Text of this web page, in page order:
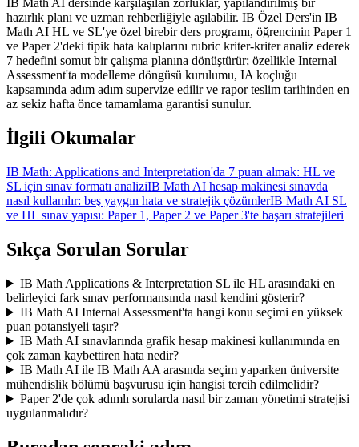
IB Math AI dersinde karşılaşılan zorluklar, yapılandırılmış bir
hazırlık planı ve uzman rehberliğiyle aşılabilir. IB Özel Ders'in IB
Math AI HL ve SL'ye özel birebir ders programı, öğrencinin Paper 1
ve Paper 2'deki tipik hata kalıplarını rubric kriter-kriter analiz ederek
7 hedefini somut bir çalışma planına dönüştürür; özellikle Internal
Assessment'ta modelleme döngüsü kurulumu, IA koçluğu
kapsamında adım adım supervize edilir ve rapor teslim tarihinden en
az sekiz hafta önce tamamlama garantisi sunulur.
İlgili Okumalar
IB Math: Applications and Interpretation'da 7 puan almak: HL ve
SL için sınav formatı analiziIB Math AI hesap makinesi sınavda
nasıl kullanılır: beş yaygın hata ve stratejik çözümlerIB Math AI SL
ve HL sınav yapısı: Paper 1, Paper 2 ve Paper 3'te başarı stratejileri
Sıkça Sorulan Sorular
IB Math Applications & Interpretation SL ile HL arasındaki en
belirleyici fark sınav performansında nasıl kendini gösterir?
IB Math AI Internal Assessment'ta hangi konu seçimi en yüksek
puan potansiyeli taşır?
IB Math AI sınavlarında grafik hesap makinesi kullanımında en
çok zaman kaybettiren hata nedir?
IB Math AI ile IB Math AA arasında seçim yaparken üniversite
mühendislik bölümü başvurusu için hangisi tercih edilmelidir?
Paper 2'de çok adımlı sorularda nasıl bir zaman yönetimi stratejisi
uygulanmalıdır?